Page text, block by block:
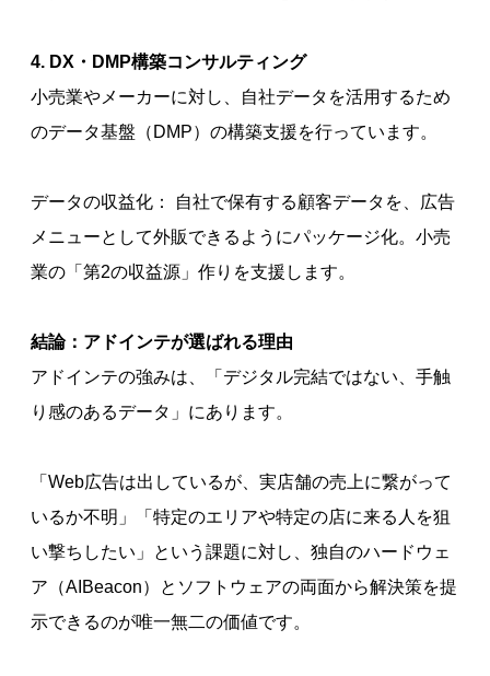
4. DX・DMP構築コンサルティング
小売業やメーカーに対し、自社データを活用するため
のデータ基盤（DMP）の構築支援を行っています。
データの収益化： 自社で保有する顧客データを、広告
メニューとして外販できるようにパッケージ化。小売
業の「第2の収益源」作りを支援します。
結論：アドインテが選ばれる理由
アドインテの強みは、「デジタル完結ではない、手触
り感のあるデータ」にあります。
「Web広告は出しているが、実店舗の売上に繋がって
いるか不明」「特定のエリアや特定の店に来る人を狙
い撃ちしたい」という課題に対し、独自のハードウェ
ア（AIBeacon）とソフトウェアの両面から解決策を提
示できるのが唯一無二の価値です。